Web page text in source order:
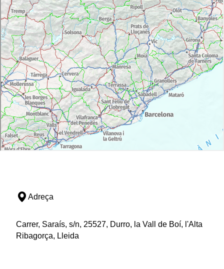
Adreça
Carrer, Saraís, s/n, 25527, Durro, la Vall de Boí, l'Alta
Ribagorça, Lleida